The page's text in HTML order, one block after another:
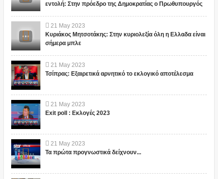
εντολή: Στην πρόεδρο της Δημοκρατίας ο Πρωθυπουργός
21 May 2023
Κυριάκος Μητσοτάκης: Στην κυριολεξία όλη η Ελλαδα είναι
σήμερα μπλε
21 May 2023
Τσίπρας: Εξαιρετικά αρνητικό το εκλογικό αποτέλεσμα
21 May 2023
Exit poll : Εκλογές 2023
21 May 2023
Τα πρώτα προγνωστικά δείχνουν...